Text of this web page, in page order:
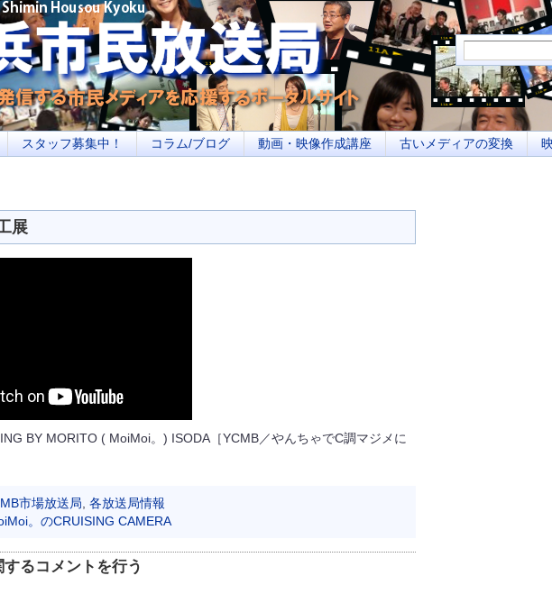
、地域・市民・放送局・メディアを応援するポータルサイト あなたの街のイベント告知、若者参加への取り組
スタッフ募集中！ コラム/ブログ 動画・映像作成講座 古いメディアの変換
展
BY MORITO ( MoiMoi。) ISODA［YCMB／やんちゃでC調マジメに
市場放送局 各放送局情報
。のCRUISING CAMERA
るコメントを行う